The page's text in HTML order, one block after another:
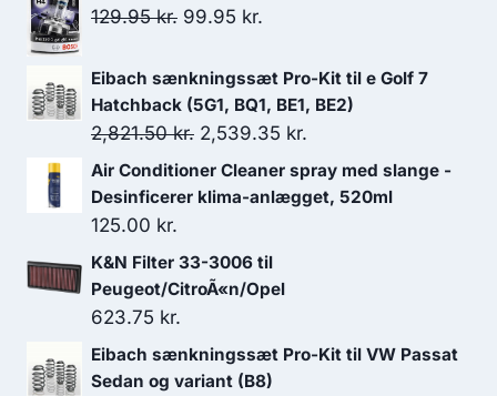
129.95kr. Den
pris
var:
129.95 kr..
99.95 kr.
pris
er:
99.95 kr..
Eibach sænkningssæt Pro-Kit til e Golf 7
Hatchback (5G1, BQ1, BE1, BE2)
2,821.50kr. Den
oprindelige
pris
2,821.50 kr..
2,539.35 kr.
aktuelle
pris
Air Conditioner Cleaner spray med slange -
Desinficerer klima-anlægget, 520ml
125.00 kr.
K&N Filter 33-3006 til
Peugeot/CitroÃ«n/Opel
623.75 kr.
Eibach sænkningssæt Pro-Kit til VW Passat
Sedan og variant (B8)